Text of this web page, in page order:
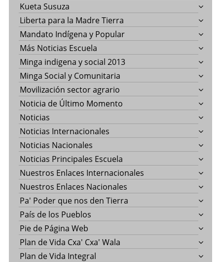
Kueta Susuza
Liberta para la Madre Tierra
Mandato Indígena y Popular
Más Noticias Escuela
Minga indigena y social 2013
Minga Social y Comunitaria
Movilización sector agrario
Noticia de Último Momento
Noticias
Noticias Internacionales
Noticias Nacionales
Noticias Principales Escuela
Nuestros Enlaces Internacionales
Nuestros Enlaces Nacionales
Pa' Poder que nos den Tierra
País de los Pueblos
Pie de Página Web
Plan de Vida Cxa' Cxa' Wala
Plan de Vida Integral